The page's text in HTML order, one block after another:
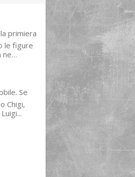
primiera
le figure
ne…
Se
Chigi,